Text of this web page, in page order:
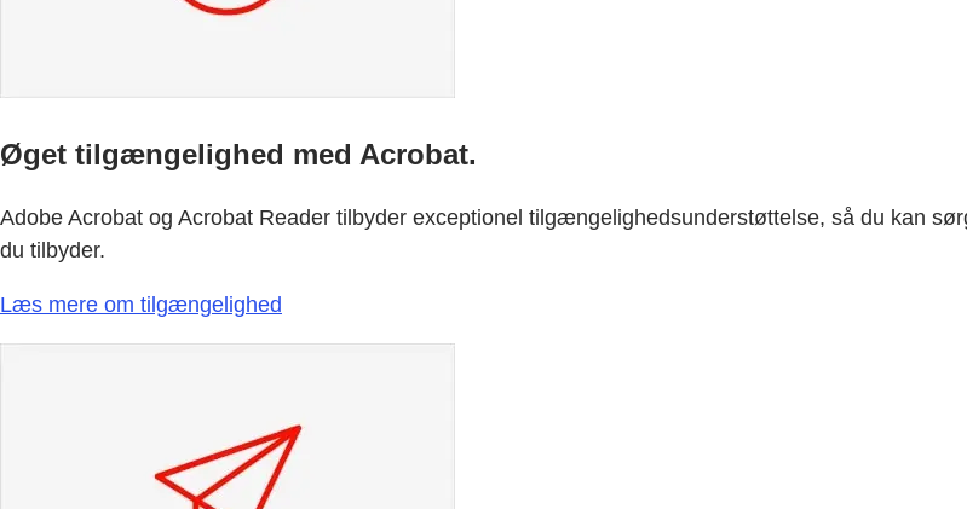
Øget tilgængelighed med Acrobat.
Adobe Acrobat og Acrobat Reader tilbyder exceptionel tilgængelighedsunderstøttelse, så du kan
du tilbyder.
Læs mere om tilgængelighed